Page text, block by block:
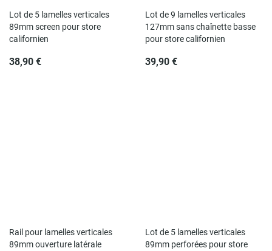
Lot de 5 lamelles verticales
89mm screen pour store
californien
38,90 €
Lot de 9 lamelles verticales
127mm sans chaînette basse
pour store californien
39,90 €
Rail pour lamelles verticales
89mm ouverture latérale
Lot de 5 lamelles verticales
89mm perforées pour store